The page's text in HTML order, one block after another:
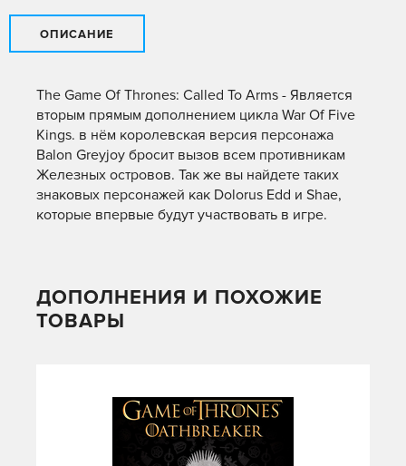
ОПИСАНИЕ
The Game Of Thrones: Called To Arms - Является
вторым прямым дополнением цикла War Of Five
Kings. в нём королевская версия персонажа
Balon Greyjoy бросит вызов всем противникам
Железных островов. Так же вы найдете таких
знаковых персонажей как Dolorus Edd и Shae,
которые впервые будут участвовать в игре.
ДОПОЛНЕНИЯ И ПОХОЖИЕ
ТОВАРЫ